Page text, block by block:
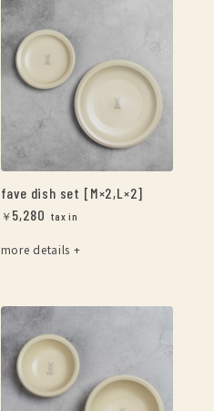
fave dish set [M×2,L×2]
￥ 5,280
more details +